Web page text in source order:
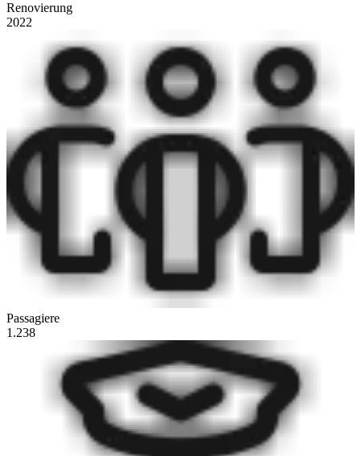
Renovierung
2022
Passagiere
1.238